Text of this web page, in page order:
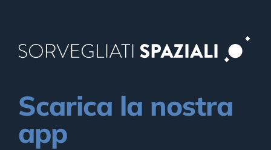
Scarica la nostra
app